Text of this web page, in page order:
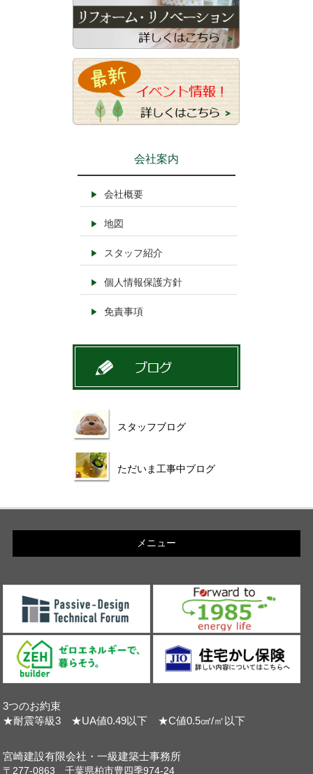
会社案内
会社概要
地図
スタッフ紹介
個人情報保護方針
免責事項
スタッフブログ
ただいま工事中ブログ
メニュー
3つのお約束
★耐震等級3 ★UA値0.49以下 ★C値0.5㎠/㎡以下
宮崎建設有限会社・一級建築士事務所
〒277-0863 千葉県柏市豊四季974-24